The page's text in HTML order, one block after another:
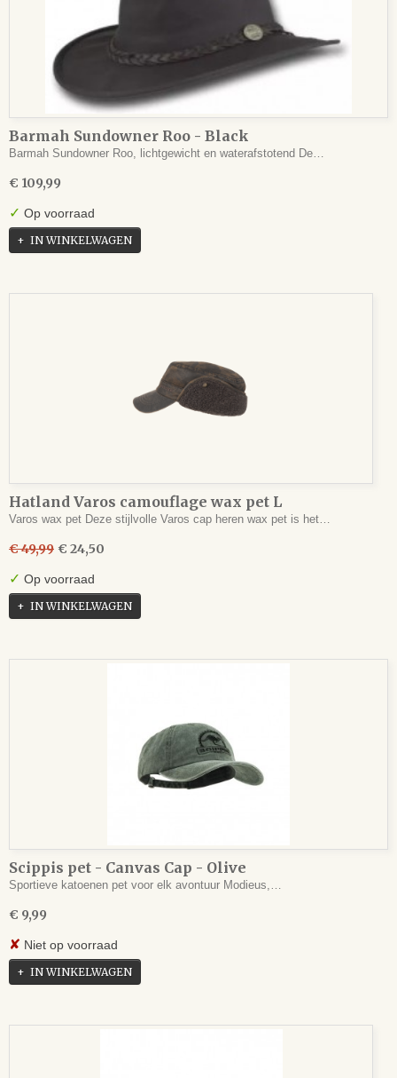
Barmah Sundowner Roo - Black
Barmah Sundowner Roo, lichtgewicht en waterafstotend De…
€ 109,99
✓ Op voorraad
IN WINKELWAGEN
Hatland Varos camouflage wax pet L
Varos wax pet Deze stijlvolle Varos cap heren wax pet is het…
€ 49,99 € 24,50
✓ Op voorraad
IN WINKELWAGEN
Scippis pet - Canvas Cap - Olive
Sportieve katoenen pet voor elk avontuur Modieus,…
€ 9,99
✘ Niet op voorraad
IN WINKELWAGEN